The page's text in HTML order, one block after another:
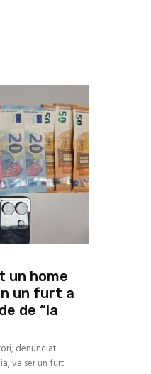
un home
un furt a
de “la
denunciat
va ser un furt